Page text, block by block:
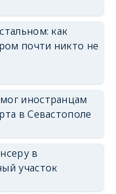
как
почти никто не
иностранцам
в Севастополе
в
участок